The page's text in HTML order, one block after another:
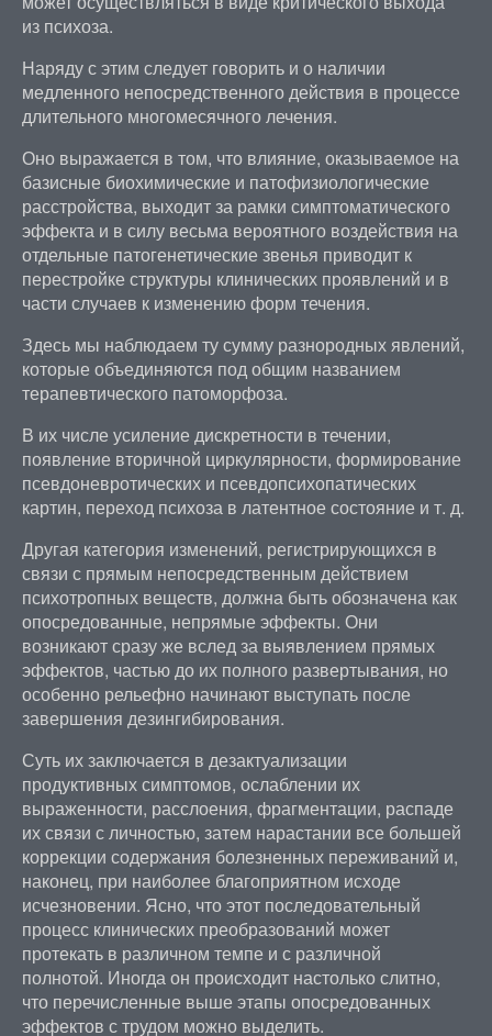
из психоза.
Наряду с этим следует говорить и о наличии
медленного непосредственного действия в процессе
длительного многомесячного лечения.
Оно выражается в том, что влияние, оказываемое на
базисные биохимические и патофизиологические
расстройства, выходит за рамки симптоматического
эффекта и в силу весьма вероятного воздействия на
отдельные патогенетические звенья приводит к
перестройке структуры клинических проявлений и в
части случаев к изменению форм течения.
Здесь мы наблюдаем ту сумму разнородных явлений,
которые объединяются под общим названием
терапевтического патоморфоза.
В их числе усиление дискретности в течении,
появление вторичной циркулярности, формирование
псевдоневротических и псевдопсихопатических
картин, переход психоза в латентное состояние и т. д.
Другая категория изменений, регистрирующихся в
связи с прямым непосредственным действием
психотропных веществ, должна быть обозначена как
опосредованные, непрямые эффекты. Они
возникают сразу же вслед за выявлением прямых
эффектов, частью до их полного развертывания, но
особенно рельефно начинают выступать после
завершения дезингибирования.
Суть их заключается в дезактуализации
продуктивных симптомов, ослаблении их
выраженности, расслоения, фрагментации, распаде
их связи с личностью, затем нарастании все большей
коррекции содержания болезненных переживаний и,
наконец, при наиболее благоприятном исходе
исчезновении. Ясно, что этот последовательный
процесс клинических преобразований может
протекать в различном темпе и с различной
полнотой. Иногда он происходит настолько слитно,
что перечисленные выше этапы опосредованных
эффектов с трудом можно выделить.